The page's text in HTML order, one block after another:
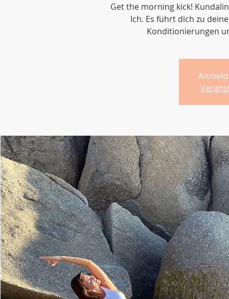
Get the morning kick!
Ich. Es führt dich zu
Konditionierungen